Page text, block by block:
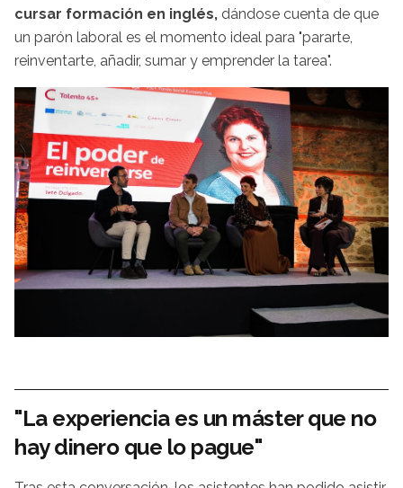
cursar formación en inglés, dándose cuenta de que
un parón laboral es el momento ideal para "pararte,
reinventarte, añadir, sumar y emprender la tarea".
"La experiencia es un máster que no
hay dinero que lo pague"